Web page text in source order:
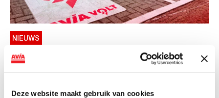
Deze website maakt gebruik van cookies
NIEUWS
AVIA VOLT en Fletcher Hotels starten
landelijke uitrol van DC-